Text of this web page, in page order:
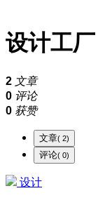
设计工厂
2 文章
0 评论
0 获赞
文章 ( 2)
评论 ( 0)
设计